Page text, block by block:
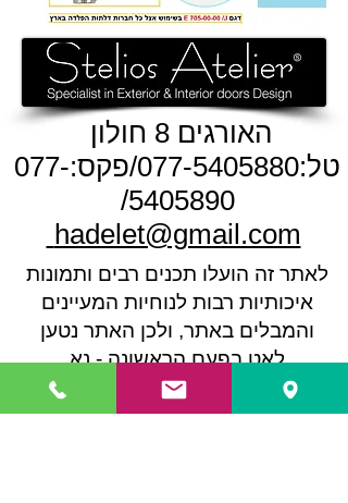
​לאתר זה הועלו תכנים רבים ותמונות
איכותיות רבות לנוחיות המעיינים
והמבלים באתר, ולכן האתר נטען
לאט בפעם הראשונה - נא
סבלנותכם בבקשה התמונות טובות
ואיכותיות ומסבירות טוב מאלף
האורגים 8 חולון
טל:077-5405880/פקס:077-
5405890
/
hadelet@gmail.com